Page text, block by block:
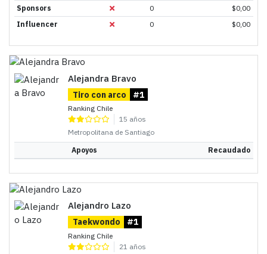
Sponsors
0 $0,00
Influencer
0 $0,00
Alejandra Bravo
Tiro con arco #1
Ranking Chile
15 años
Metropolitana de Santiago
Apoyos Recaudado
Alejandro Lazo
Taekwondo #1
Ranking Chile
21 años